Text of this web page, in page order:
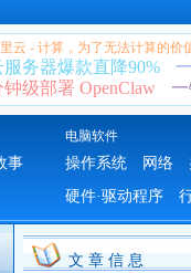
云 - 计算，为了无法计算的价
服务器爆款直降90%
钟级部署 OpenClaw
电脑软件
事
操作系统 网络
硬件·驱动程序
文 章 信 息